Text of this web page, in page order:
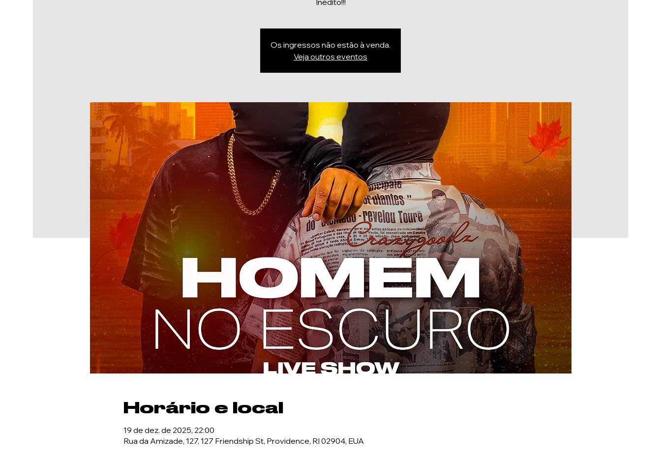
Inédito!!!
Os ingressos não estão à venda.
Veja outros eventos
Horário e local
19 de dez. de 2025, 22:00
Rua da Amizade, 127, 127 Friendship St, Providence, RI 02904, EUA